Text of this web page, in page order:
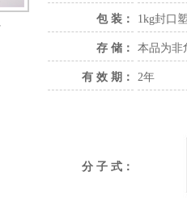
包 装： 1kg封口
存 储： 本品为非
有 效 期： 2年
分 子 式：